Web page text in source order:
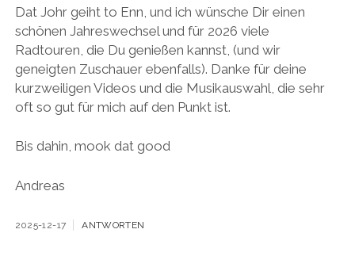
Dat Johr geiht to Enn, und ich wünsche Dir einen
schönen Jahreswechsel und für 2026 viele
Radtouren, die Du genießen kannst, (und wir
geneigten Zuschauer ebenfalls). Danke für deine
kurzweiligen Videos und die Musikauswahl, die sehr
oft so gut für mich auf den Punkt ist.
Bis dahin, mook dat good
Andreas
2025-12-17 ANTWORTEN